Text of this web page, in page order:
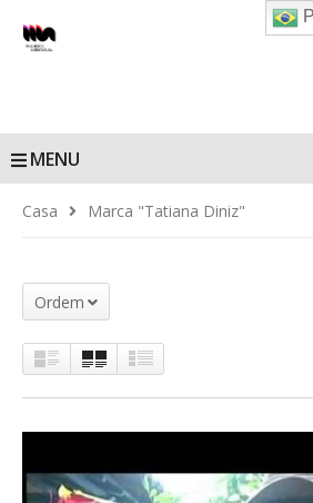
MENU
Casa Marca "Tatiana Diniz"
Ordem